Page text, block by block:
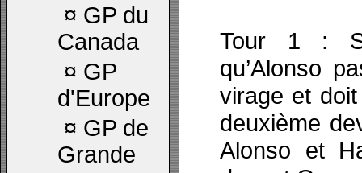
¤ GP du
Canada
¤ GP
d'Europe
¤ GP de
Grande
Tour 1 :
qu’Alonso
virage et
deuxième
Alonso et